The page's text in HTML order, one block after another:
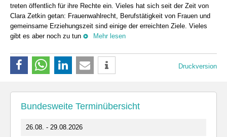
treten öffentlich für ihre Rechte ein. Vieles hat sich seit der Zeit von
Clara Zetkin getan: Frauenwahlrecht, Berufstätigkeit von Frauen und
gemeinsame Erziehungszeit sind einige der erreichten Ziele. Vieles
gibt es aber noch zu tun
Mehr lesen
Druckversion
Bundesweite Terminübersicht
26.08. - 29.08.2026